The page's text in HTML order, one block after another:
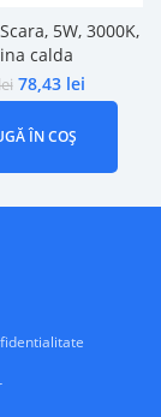
5W, 3000K,
calda
78,43 lei
ÎN COȘ